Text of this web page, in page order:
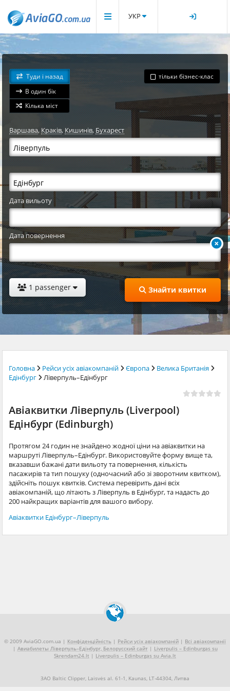
УКР
Туди і назад
В один бік
Кілька міст
тільки бізнес-клас
Варшава,Краків, Кишинів, Бухарест
Дата вильоту
Дата повернення
1 passenger Знайти квитки
Головна Рейси усіх авіакомпаній Європа
Велика Британія
Едінбург
Ліверпуль–Едінбург
Авіаквитки Ліверпуль (Liverpool)
Едінбург (Edinburgh)
Протягом 24 годин не знайдено жодної ціни на авіаквитки на
маршруті Ліверпуль–Едінбург. Використовуйте форму вище та,
вказавши бажані дати вильоту та повернення, кількість
пасажирів та тип пошуку (одночасний або зі зворотним квитком),
здійсніть пошук квитків. Система перевірить дані всіх
авіакомпаній, що літають з Ліверпуль в Едінбург, та надасть до
200 найкращих варіантів для вашого вибору.
Авіаквитки Едінбург–Ліверпуль
© 2009 AviaGO.com.ua | Конфіденційність | Рейси усіх авіакомпаній | Всі авіакомпанії
| Авиабилеты Ліверпуль–Едінбург, Белорусский сайт| Liverpulis – Edinburgas su
Skrendam24.lt | Liverpulis – Edinburgas su Avia.lt
ЗАО Baltic Clipper, Laisvės al. 61-1, Kaunas, LT-44304, Литва